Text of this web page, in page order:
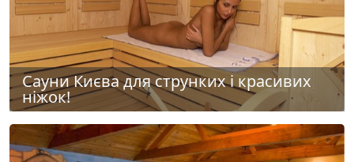
Сауни Києва для струнких і красивих
ніжок!